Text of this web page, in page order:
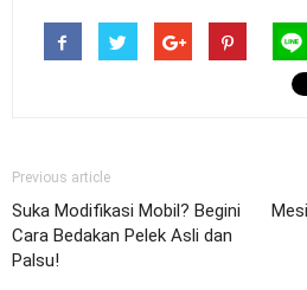
Previous article
Suka Modifikasi Mobil? Begini
Cara Bedakan Pelek Asli dan
Palsu!